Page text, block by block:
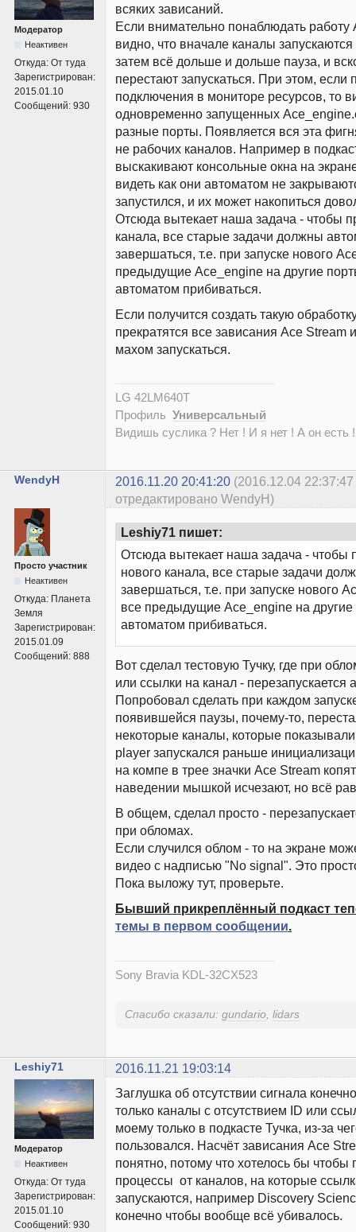
Модератор
Неактивен
Откуда: От туда
Зарегистрирован:
2015.01.10
Сообщений: 930
всяких зависаний.
Если внимательно понаблюдать работу
видно, что вначале каналы
затем всё дольше и дольше пауза, и
перестают запускаться. При этом, если
подключения в мониторе ресурсов, то
одновременно запущенных
разные порты. Появляется вся эта
не рабочих каналов. Например в
выскакивают консольные окна на
видеть как они автоматом не
запустился, и их может накопиться
Отсюда вытекает наша задача - чтобы
канала, все старые задачи должны
завершаться, т.е. при запуске нового
предыдущие Ace_engine на другие
автоматом прибиваться.
Если получится создать такую
прекратятся все зависания Ace Stream
махом запускаться.
LG 42LM640T
Профиль Универсальный
Видишь суслика ? Нет ! И я нет ! А он есть
WendyH 2016.11.20 20:41:20 (2016.12.04 22:37:47
отредактировано WendyH)
Просто участник
Неактивен
Откуда: Планета
Земля
Зарегистрирован:
2015.01.09
Сообщений: 888
Leshiy71 пишет:
Отсюда вытекает наша задача - чтобы
нового канала, все старые задачи
завершаться, т.е. при запуске нового
все предыдущие Ace_engine на
автоматом прибиваться.
Вот сделал тестовую Тучку, где при
или ссылки на канал - перезапускается
Попробовал сделать при каждом
появившейся паузы, почему-то,
некоторые каналы, которые
player запускался раньше
на компе в трее значки Ace Stream
наведении мышкой исчезают, но всё
В общем, сделал просто -
при обломах.
Если случился облом - то на экране
видео с надписью "No signal". Это
Пока выложу тут, проверьте.
Бывший прикреплённый подкаст
темы в первом сообщении.
Sony Bravia KDL-32CX523
Спасибо сказали: gundario, lidars
Leshiy71 2016.11.21 19:03:14
Модератор
Неактивен
Откуда: От туда
Зарегистрирован:
2015.01.10
Сообщений: 930
Заглушка об отсутствии сигнала
только каналы с отсутствием ID или
моему только в подкасте Тучка, из-за
пользовался. Насчёт зависания Ace
понятно, потому что хотелось бы чтобы
процессы от каналов, на которые
запускаются, например Discovery
конечно чтобы вообще всё убивалось.